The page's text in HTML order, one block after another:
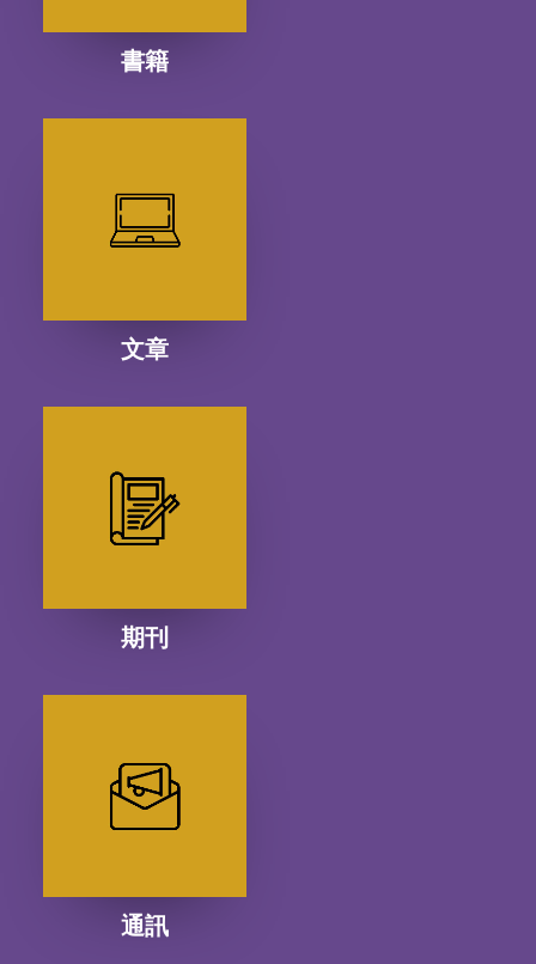
書籍
文章
期刊
通訊